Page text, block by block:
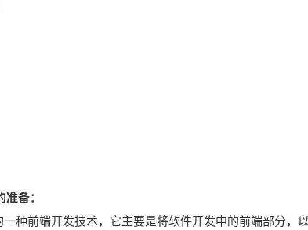
备：
种前端开发技术，它主要是将软件开发中的前端部分，